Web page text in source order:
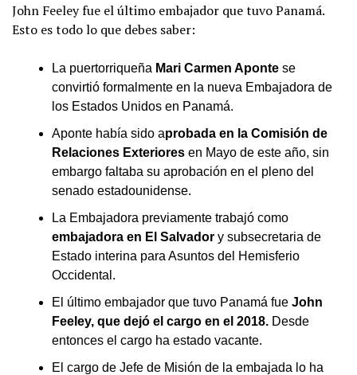
John Feeley fue el último embajador que tuvo Panamá.
Esto es todo lo que debes saber:
La puertorriqueña Mari Carmen Aponte se
convirtió formalmente en la nueva Embajadora de
los Estados Unidos en Panamá.
Aponte había sido aprobada en la Comisión de
Relaciones Exteriores en Mayo de este año, sin
embargo faltaba su aprobación en el pleno del
senado estadounidense.
La Embajadora previamente trabajó como
embajadora en El Salvador y subsecretaria de
Estado interina para Asuntos del Hemisferio
Occidental.
El último embajador que tuvo Panamá fue John
Feeley, que dejó el cargo en el 2018. Desde
entonces el cargo ha estado vacante.
El cargo de Jefe de Misión de la embajada lo ha